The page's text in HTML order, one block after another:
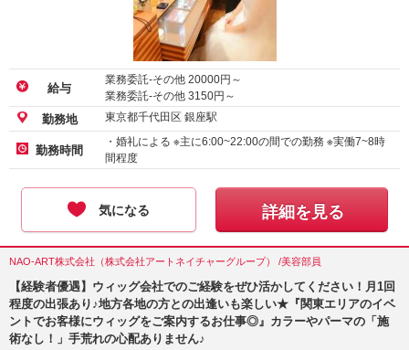
給与
業務委託-その他 20000円～
業務委託-その他 3150円～
勤務地 東京都千代田区 銀座駅
勤務時間
・婚礼による ※主に6:00~22:00の間での勤務 ※実働7~8時
間程度
気になる 詳細を見る
NAO-ART株式会社（株式会社アートネイチャーグループ） /美容部員
【経験者優遇】ウィッグ会社でのご経験をぜひ活かしてください！月1回
程度の出張あり♪地方各地の方との出逢いも楽しい★『関東エリアのイベ
ントでお客様にウィッグをご案内するお仕事◎』カラーやパーマの「施
術なし！」手荒れの心配ありません♪